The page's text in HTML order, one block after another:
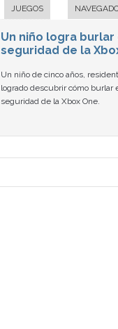
JUEGOS
Un niño logra
seguridad de la
Un niño de cinco años,
logrado descubrir cómo burlar
seguridad de la Xbox One.